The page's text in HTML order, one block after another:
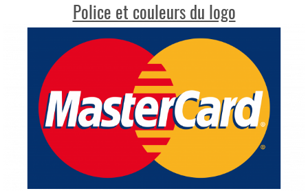
Police et couleurs du logo